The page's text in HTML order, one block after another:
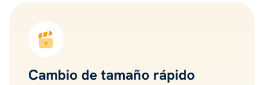
Cambio de tamaño rápido